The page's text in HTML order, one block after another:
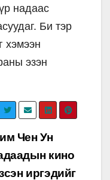
надаас
Би тэр
хэмээн
эзэн
Чен Ун
кино
иргэдийг